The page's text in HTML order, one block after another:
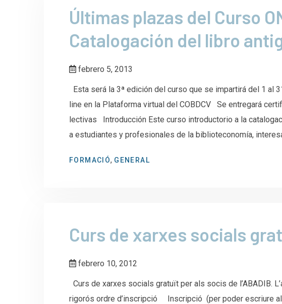
Últimas plazas del Curso
Catalogación del ​libro
febrero 5, 2013
Esta será la 3ª edición del curso que se impartirá del 1 al
line en la Plataforma virtual del COBDCV Se entregará
lectivas Introducción Este curso introductorio a la
a estudiantes y profesionales de la biblioteconomía,
FORMACIÓ, GENERAL
Curs de xarxes socials
febrero 10, 2012
Curs de xarxes socials gratuït per als socis de l’ABADIB.
rigorós ordre d’inscripció Inscripció (per poder escriure al